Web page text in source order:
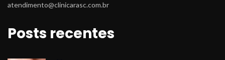
atendimento@clinicarasc.com.br
Posts recente